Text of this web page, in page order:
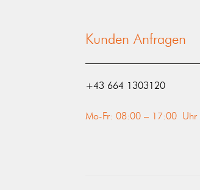
Kunden Anfragen
‭+43 664 1303120‬
Mo-Fr: 08:00 – 17:00 Uhr